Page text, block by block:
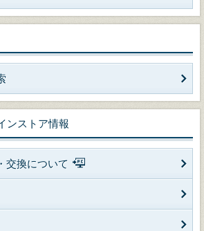
ンストア情報
交換について